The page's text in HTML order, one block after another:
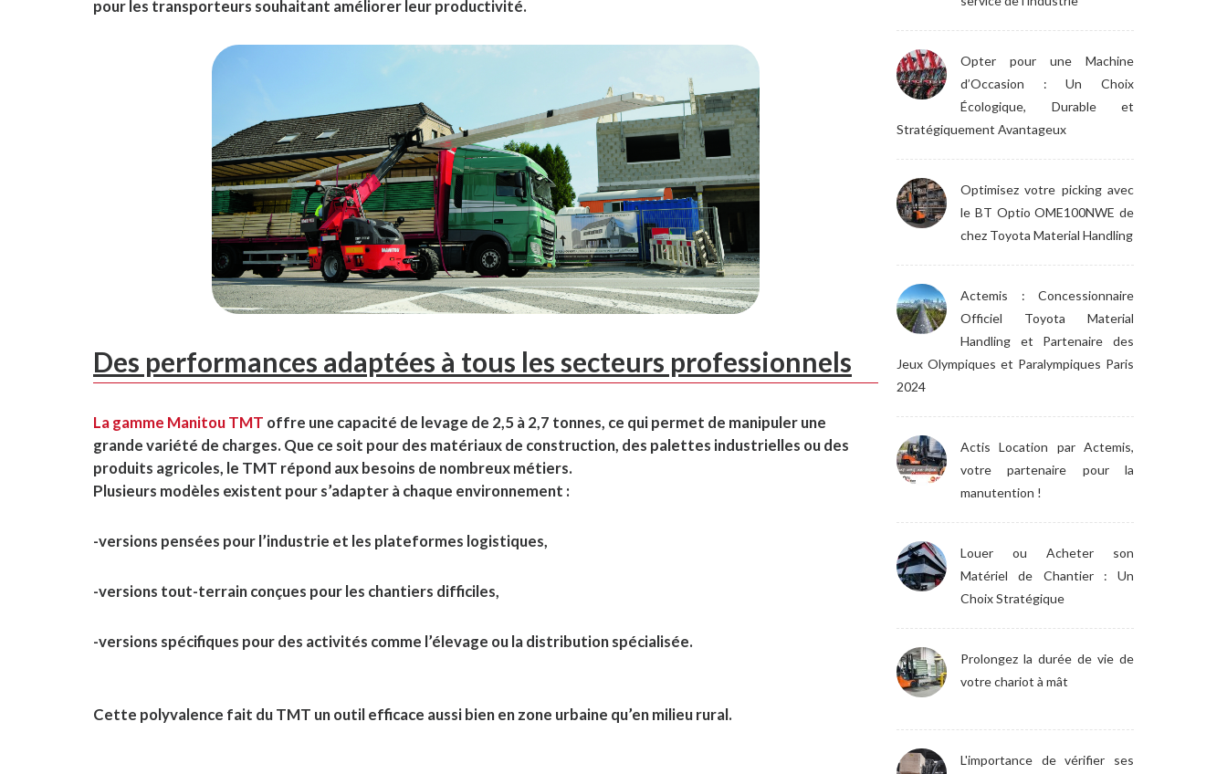
pour les transporteurs souhaitant améliorer leur productivité.
Des performances adaptées à tous les secteurs professionnels
La gamme Manitou TMT offre une capacité de levage de 2,5 à 2,7 tonnes, ce qui permet de manipuler une
grande variété de charges. Que ce soit pour des matériaux de construction, des palettes industrielles ou des
produits agricoles, le TMT répond aux besoins de nombreux métiers.
Plusieurs modèles existent pour s’adapter à chaque environnement :
-versions pensées pour l’industrie et les plateformes logistiques,
-versions tout-terrain conçues pour les chantiers difficiles,
-versions spécifiques pour des activités comme l’élevage ou la distribution spécialisée.
Cette polyvalence fait du TMT un outil efficace aussi bien en zone urbaine qu’en milieu rural.
Opter pour une Machine
d’Occasion : Un Choix
Écologique, Durable et
Stratégiquement Avantageux
Optimisez votre picking avec
le BT Optio OME100NWE de
chez Toyota Material Handling
Actemis : Concessionnaire
Officiel Toyota Material
Handling et Partenaire des
Jeux Olympiques et Paralympiques Paris
2024
Actis Location par Actemis,
votre partenaire pour la
manutention !
Louer ou Acheter son
Matériel de Chantier : Un
Choix Stratégique
Prolongez la durée de vie de
votre chariot à mât
L'importance de vérifier ses